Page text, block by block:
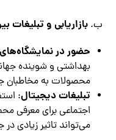
ب.بازاریابی و تبلیغات
حضور در
بهداشتی و شوینده
محصولات به مخاطبان
تبلیغات دیجیتال:
اجتماعی برای معرفی
می‌تواند تاثیر زیادی